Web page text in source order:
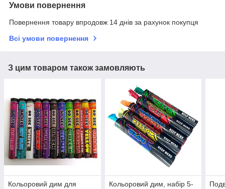
Умови повернення
Повернення товару впродовж 14 днів за рахунок покупця
Всі умови повернення
З цим товаром також замовляють
Кольоровий дим для
Кольоровий дим, набір 5-